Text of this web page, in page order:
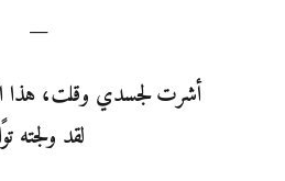
—
أشرت لجسدي وقلت، هذا
لقد ولجته